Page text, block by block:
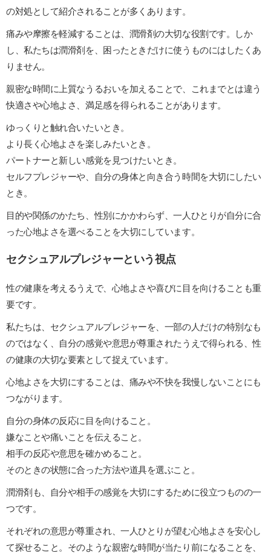
の対処として紹介されることが多くあります。
痛みや摩擦を軽減することは、潤滑剤の大切な役割です。しか
し、私たちは潤滑剤を、困ったときだけに使うものにはしたくあ
りません。
親密な時間に上質なうるおいを加えることで、これまでとは違う
快適さや心地よさ、満足感を得られることがあります。
ゆっくりと触れ合いたいとき。
より長く心地よさを楽しみたいとき。
パートナーと新しい感覚を見つけたいとき。
セルフプレジャーや、自分の身体と向き合う時間を大切にしたい
とき。
目的や関係のかたち、性別にかかわらず、一人ひとりが自分に合
った心地よさを選べることを大切にしています。
セクシュアルプレジャーという視点
性の健康を考えるうえで、心地よさや喜びに目を向けることも重
要です。
私たちは、セクシュアルプレジャーを、一部の人だけの特別なも
のではなく、自分の感覚や意思が尊重されたうえで得られる、性
の健康の大切な要素として捉えています。
心地よさを大切にすることは、痛みや不快を我慢しないことにも
つながります。
自分の身体の反応に目を向けること。
嫌なことや痛いことを伝えること。
相手の反応や意思を確かめること。
そのときの状態に合った方法や道具を選ぶこと。
潤滑剤も、自分や相手の感覚を大切にするために役立つものの一
つです。
それぞれの意思が尊重され、一人ひとりが望む心地よさを安心し
て探せること。そのような親密な時間が当たり前になることを、